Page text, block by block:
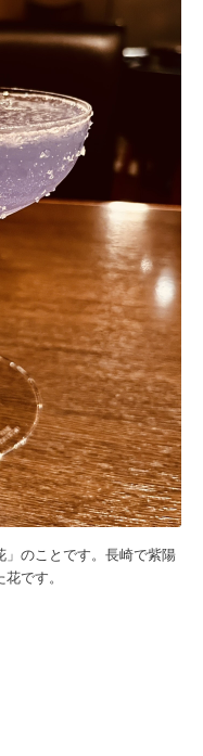
」のことです。長崎で紫陽
です。